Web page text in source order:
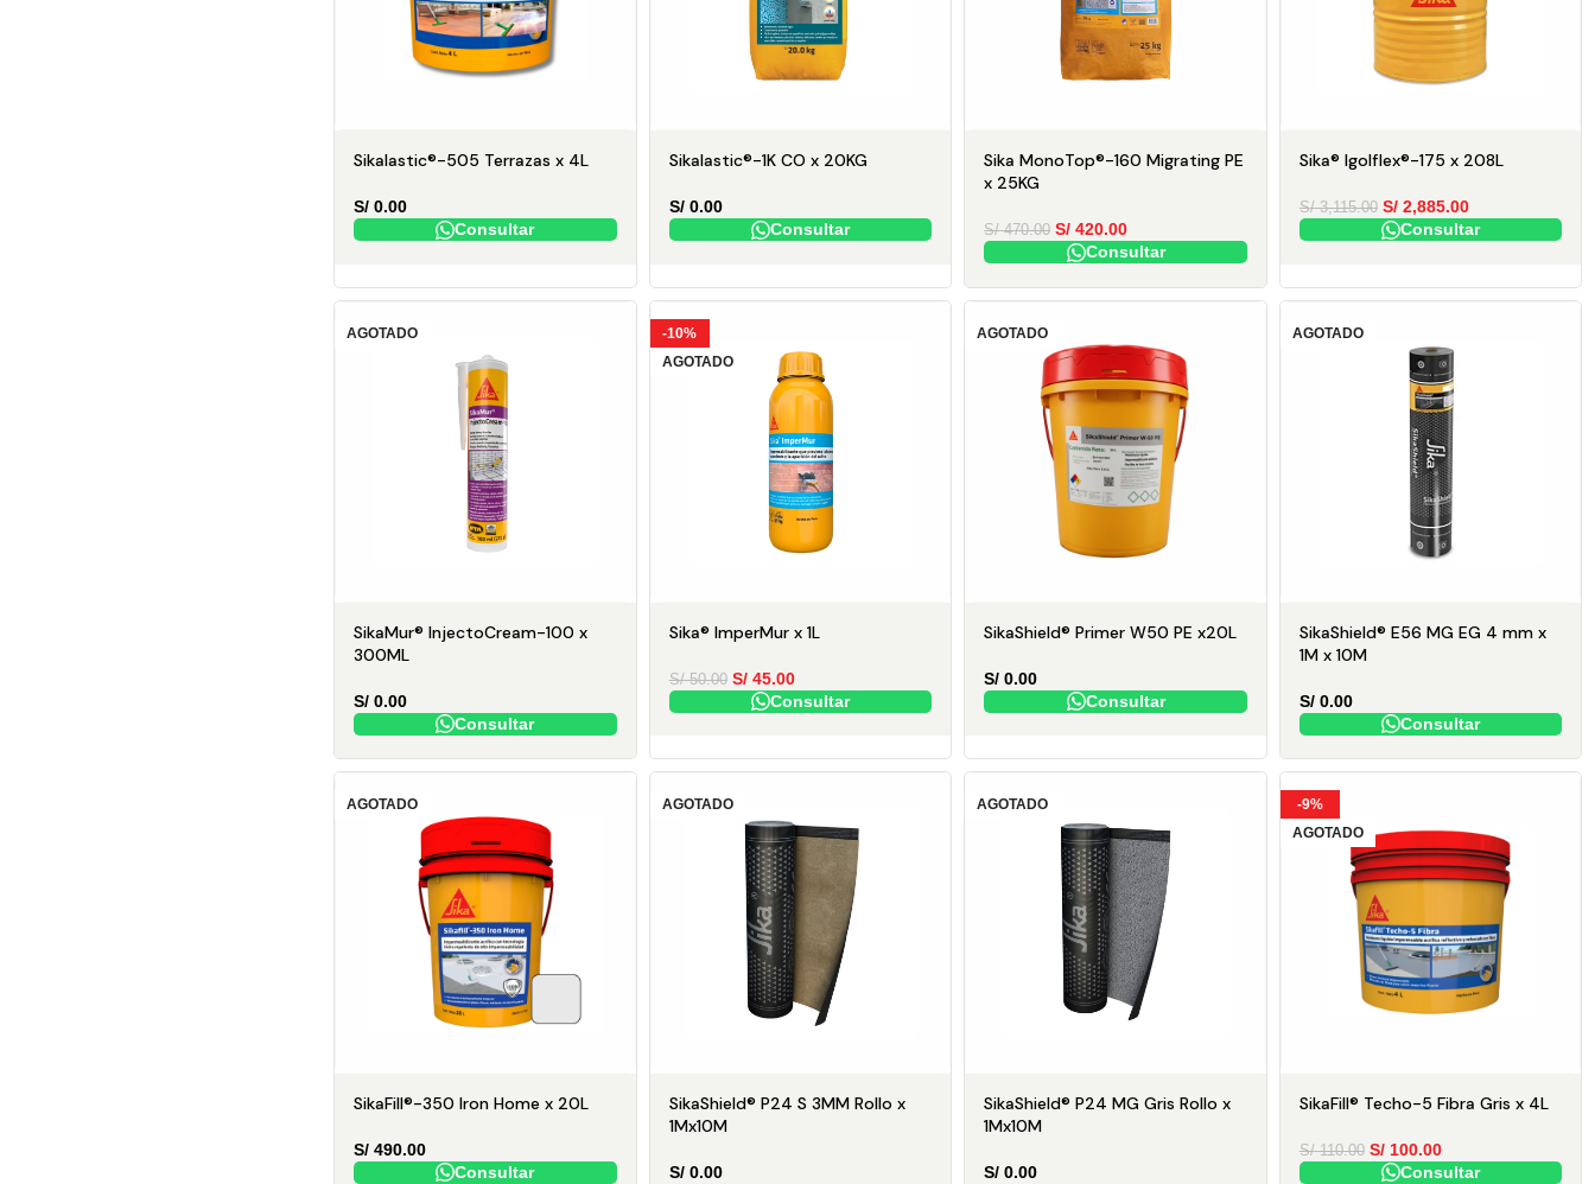
Sikalastic®-505 Terrazas x 4L
S/ 0.00
Consultar
Sikalastic®-1K CO x 20KG
S/0.00
Consultar
Sika MonoTop®-160 Migrating PE
x 25KG
S/470.00 S/ 420.00
Consultar
Sika® Igolflex®-175 x 208L
S/3,115.00 S/2,885.00
Consultar
AGOTADO
SikaMur® InjectoCream-100 x
300ML
S/ 0.00
Consultar
-10%
AGOTADO
Sika® ImperMur x 1L
S/50.00 S/45.00
Consultar
AGOTADO
SikaShield® Primer W50 PE x20L
S/ 0.00
Consultar
AGOTADO
SikaShield® E56 MG EG 4 mm x
1M x 10M
S/0.00
Consultar
AGOTADO
SikaFill®-350 Iron Home x 20L
S/ 490.00
Consultar
AGOTADO
SikaShield® P24 S 3MM Rollo x
1Mx10M
S/0.00
AGOTADO
SikaShield® P24 MG Gris Rollo x
1Mx10M
S/ 0.00
-9%
AGOTADO
SikaFill® Techo-5 Fibra Gris x 4L
S/110.00 S/100.00
Consultar